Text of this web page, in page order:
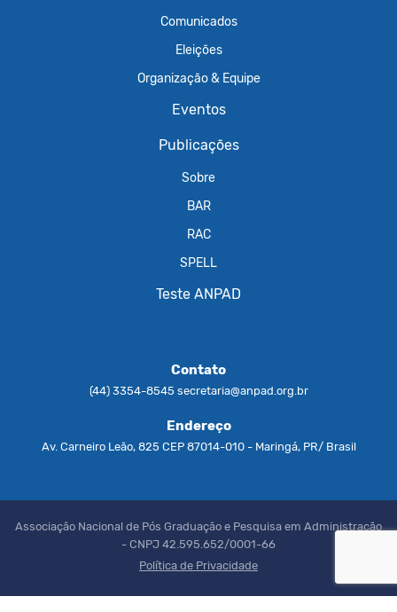
Comunicados
Eleições
Organização & Equipe
Eventos
Publicações
Sobre
BAR
RAC
SPELL
Teste ANPAD
Contato
(44) 3354-8545 secretaria@anpad.org.br
Endereço
Av. Carneiro Leão, 825 CEP 87014-010 - Maringá, PR/ Brasil
Associação Nacional de Pós Graduação e Pesquisa em Administração
- CNPJ 42.595.652/0001-66
Política de Privacidade